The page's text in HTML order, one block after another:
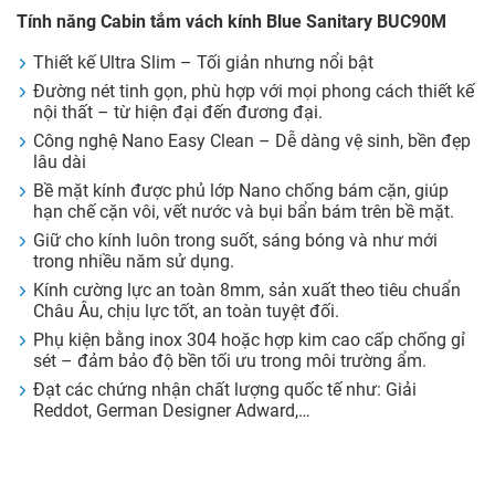
Tính năng Cabin tắm vách kính Blue Sanitary BUC90M
Thiết kế Ultra Slim – Tối giản nhưng nổi bật
Đường nét tinh gọn, phù hợp với mọi phong cách thiết kế
nội thất – từ hiện đại đến đương đại.
Công nghệ Nano Easy Clean – Dễ dàng vệ sinh, bền đẹp
lâu dài
Bề mặt kính được phủ lớp Nano chống bám cặn, giúp
hạn chế cặn vôi, vết nước và bụi bẩn bám trên bề mặt.
Giữ cho kính luôn trong suốt, sáng bóng và như mới
trong nhiều năm sử dụng.
Kính cường lực an toàn 8mm, sản xuất theo tiêu chuẩn
Châu Âu, chịu lực tốt, an toàn tuyệt đối.
Phụ kiện bằng inox 304 hoặc hợp kim cao cấp chống gỉ
sét – đảm bảo độ bền tối ưu trong môi trường ẩm.
Đạt các chứng nhận chất lượng quốc tế như: Giải
Reddot, German Designer Adward,…